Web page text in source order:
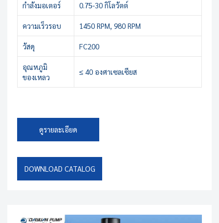
กำลังมอเตอร์ 0.75-30 กิโลวัตต์
ความเร็วรอบ 1450 RPM, 980 RPM
วัสดุ FC200
อุณหภูมิ
ของเหลว
≤ 40 องศาเซลเซียส
ดูรายละเอียด
DOWNLOAD CATALOG